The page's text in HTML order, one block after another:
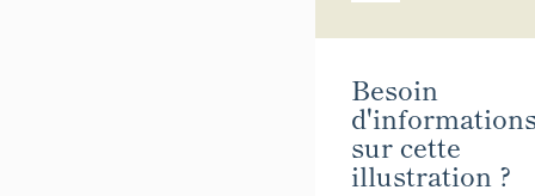
Besoin
sur cette
illustration ?